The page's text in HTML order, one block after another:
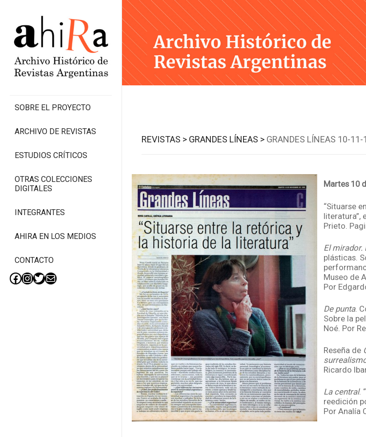
Skip
to
content
SOBRE EL PROYECTO
ARCHIVO DE REVISTAS
ESTUDIOS CRÍTICOS
OTRAS COLECCIONES
DIGITALES
INTEGRANTES
AHIRA EN LOS MEDIOS
CONTACTO
Facebook
Instagram
Twitter
Mail
REVISTAS > GRANDES LÍNEAS > GRANDES LÍNEAS 10-
Martes 10
“Situarse
literatura”,
Prieto.
El mirador.
plásticas.
Museo de
Por
De punta.
Sobre la
Noé. Por
Reseña de
Ricardo
La central.
reedición
Por Analía